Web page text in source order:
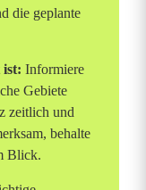
die geplante
ist: Informiere
Gebiete
zeitlich und
behalte
Blick.